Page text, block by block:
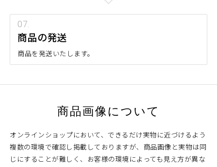
商品の発送
商品を発送いたします。
商品画像について
オンラインショップにおいて、できるだけ実物に近づけるよう
複数の環境で確認し掲載しておりますが、商品画像と実物は同
じにすることが難しく、お客様の環境によっても見え方が異な